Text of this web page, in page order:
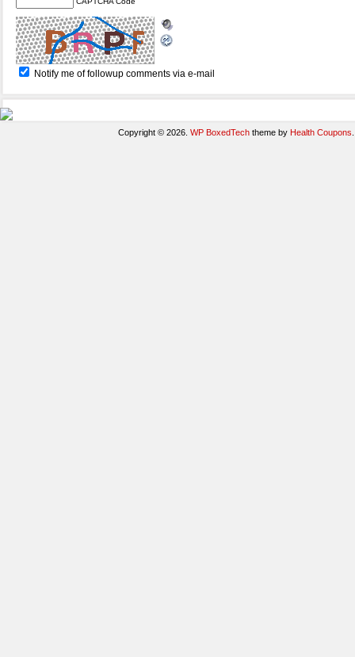
Notify me of followup comments via e-mail
Copyright © 2026.WP BoxedTech theme by Health Coupons